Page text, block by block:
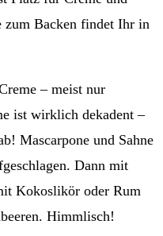
zum Backen findet Ihr in
– meist nur
ist wirklich dekadent –
Mascarpone und Sahne
Dann mit
Kokoslikör oder Rum
Himmlisch!